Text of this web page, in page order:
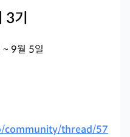
기
9월 5일
community/thread/57